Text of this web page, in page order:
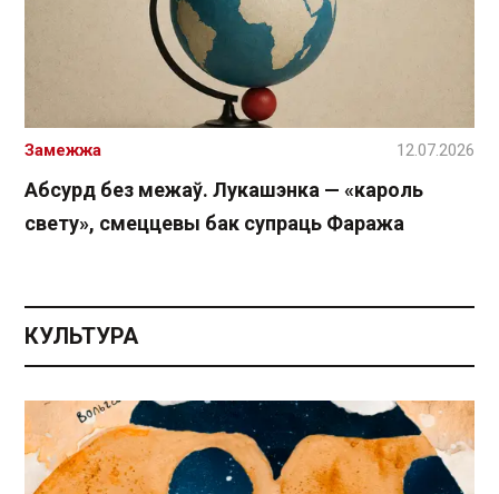
Абсурд без межаў. Лукашэнка — «кароль
свету», смеццевы бак супраць Фаража
Замежжа 12.07.2026
КУЛЬТУРА